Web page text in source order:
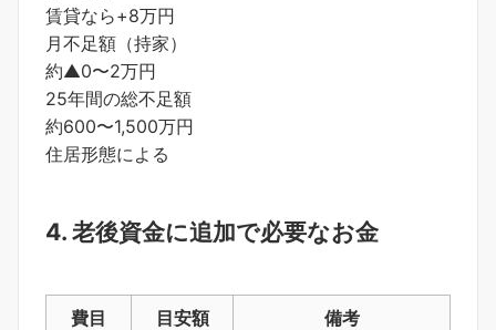
賃貸なら+8万円
月不足額（持家）
約▲0〜2万円
25年間の総不足額
約600〜1,500万円
住居形態による
4. 老後資金に追加で必要なお金
費目 目安額 備考